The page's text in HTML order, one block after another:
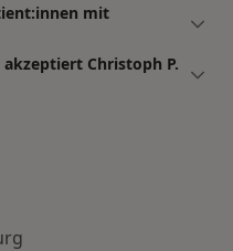
mit
Christoph P.